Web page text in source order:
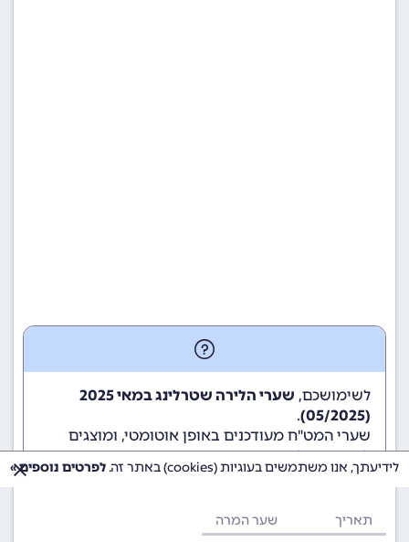
לשימושכם,
שערי הלירה שטרלינג במאי 2025
(05/2025)
.
שערי המט"ח מעודכנים באופן אוטומטי, ומוצגים
לשימוש גולשי ומשתמשי האתר.
תאריך שער המרה
לידיעתך, אנו משתמשים בעוגיות (cookies) באתר זה. לפרטים נוספים »